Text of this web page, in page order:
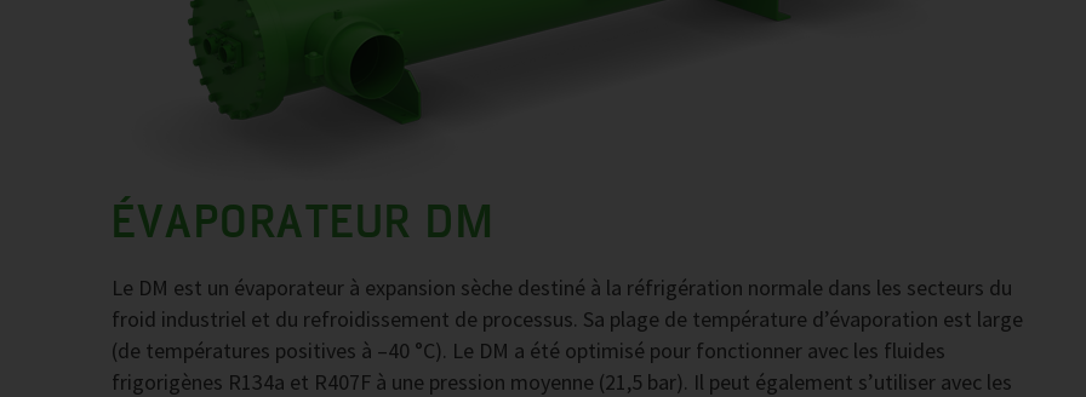
ÉVAPORATEUR DM
Le DM est un évaporateur à expansion sèche destiné à la réfrigération normale dans les secteurs du
froid industriel et du refroidissement de processus. Sa plage de température d’évaporation est large
(de températures positives à –40 °C). Le DM a été optimisé pour fonctionner avec les fluides
frigorigènes R134a et R407F à une pression moyenne (21,5 bar). Il peut également s’utiliser avec les